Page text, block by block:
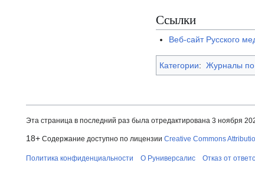
Ссылки
Веб-сайт Русского
Категории: Журналы по
Эта страница в последний раз была отредактирована 3 ноября
18+ Содержание доступно по лицензии Creative Commons
Политика конфиденциальности О Руниверсалис Отказ от